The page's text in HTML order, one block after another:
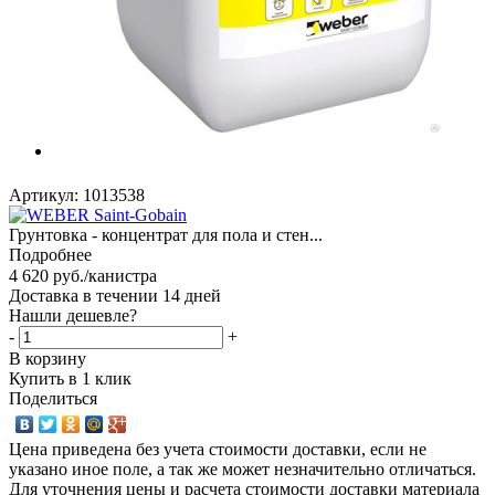
Артикул: 1013538
Грунтовка - концентрат для пола и стен...
Подробнее
4 620 руб./канистра
Доставка в течении 14 дней
Нашли дешевле?
-
+
В корзину
Купить в 1 клик
Поделиться
Цена приведена без учета стоимости доставки, если не
указано иное поле, а так же может незначительно отличаться.
Для уточнения цены и расчета стоимости доставки материала